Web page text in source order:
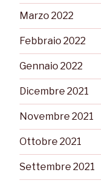
Marzo 2022
Febbraio 2022
Gennaio 2022
Dicembre 2021
Novembre 2021
Ottobre 2021
Settembre 2021